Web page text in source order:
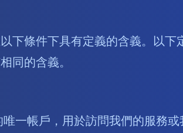
下條件下具有定義的含義。以下
同的含義。
一帳戶，用於訪問我們的服務或